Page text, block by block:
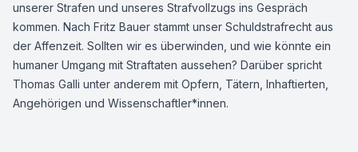
unserer Strafen und unseres Strafvollzugs ins Gespräch
kommen. Nach Fritz Bauer stammt unser Schuldstrafrecht aus
der Affenzeit. Sollten wir es überwinden, und wie könnte ein
humaner Umgang mit Straftaten aussehen? Darüber spricht
Thomas Galli unter anderem mit Opfern, Tätern, Inhaftierten,
Angehörigen und Wissenschaftler*innen.